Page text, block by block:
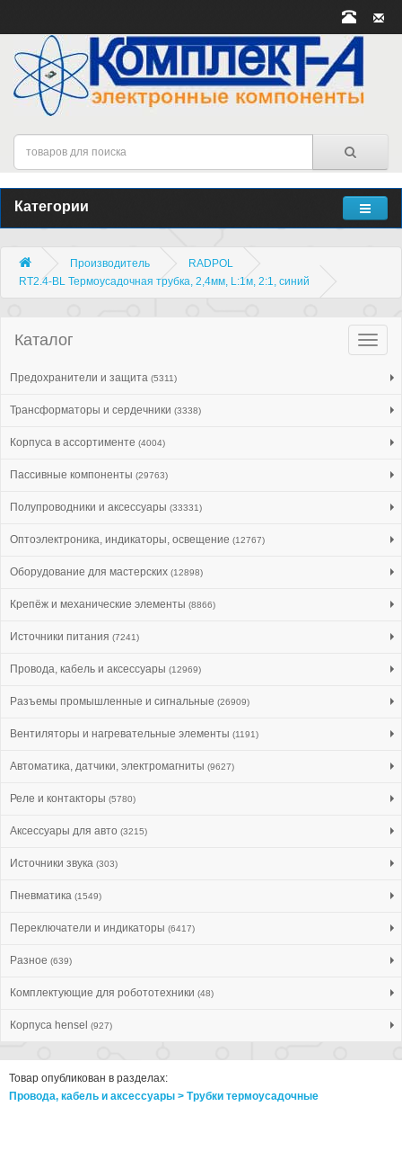
Категории
Производитель
RADPOL
RT2.4-BL Термоусадочная трубка, 2,4мм, L:1м, 2:1, синий
Каталог
Предохранители и защита (5311)
Трансформаторы и сердечники (3338)
Корпуса в ассортименте (4004)
Пассивные компоненты (29763)
Полупроводники и аксессуары (33331)
Оптоэлектроника, индикаторы, освещение (12767)
Оборудование для мастерских (12898)
Крепёж и механические элементы (8866)
Источники питания (7241)
Провода, кабель и аксессуары (12969)
Разъемы промышленные и сигнальные (26909)
Вентиляторы и нагревательные элементы (1191)
Автоматика, датчики, электромагниты (9627)
Реле и контакторы (5780)
Аксессуары для авто (3215)
Источники звука (303)
Пневматика (1549)
Переключатели и индикаторы (6417)
Разное (639)
Комплектующие для робототехники (48)
Корпуса hensel (927)
Товар опубликован в разделах:
Провода, кабель и аксессуары > Трубки термоусадочные